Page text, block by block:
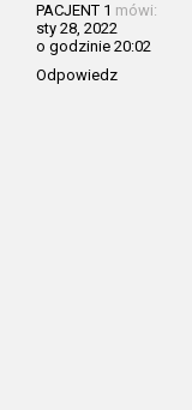
PACJENT 1 mówi:
sty 28, 2022
o godzinie 20:02
Odpowiedz